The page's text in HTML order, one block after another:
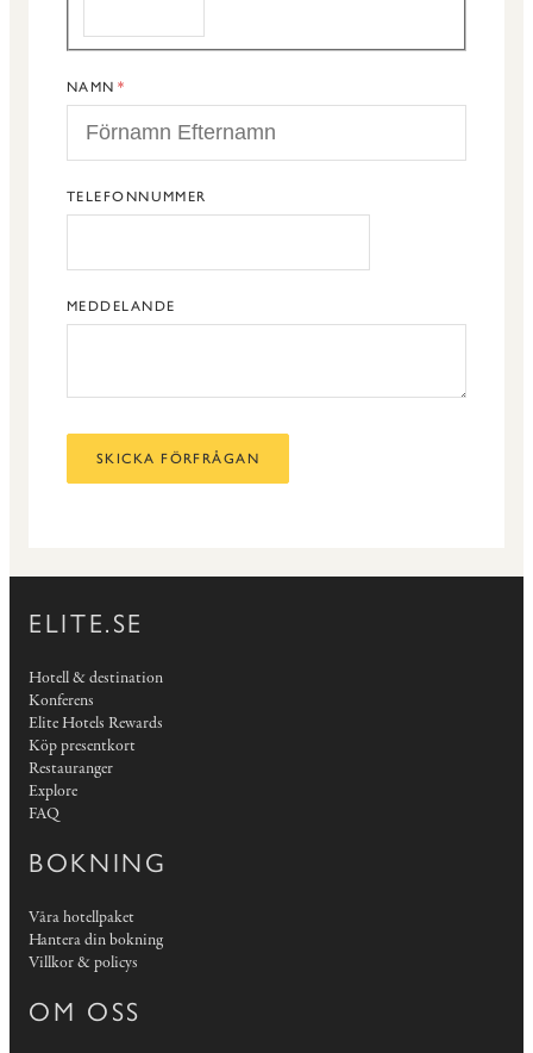
NAMN
TELEFONNUMMER
MEDDELANDE
SKICKA FÖRFRÅGAN
ELITE.SE
Hotell & destination
Konferens
Elite Hotels Rewards
Köp presentkort
Restauranger
Explore
FAQ
BOKNING
Våra hotellpaket
Hantera din bokning
Villkor & policys
OM OSS